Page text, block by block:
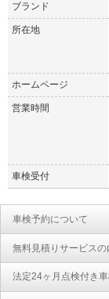
ブランド
所在地
ホームページ
営業時間
車検受付
車検予約について
無料見積りサービスの
法定24ヶ月点検付き